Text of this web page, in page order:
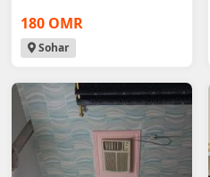
180 OMR
Sohar